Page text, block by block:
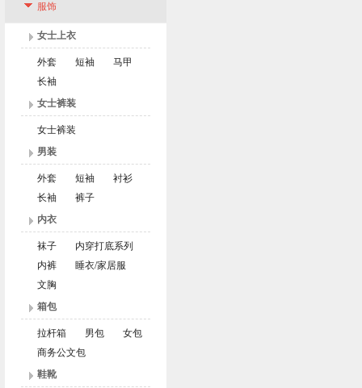
服饰
女士上衣
外套 短袖
马甲
长袖
女士裤装
女士裤装
男装
外套 短袖
衬衫
长袖
裤子
内衣
袜子
内穿打底系列
内裤
睡衣/家居服
文胸
箱包
拉杆箱 男包
女包
商务公文包
鞋靴